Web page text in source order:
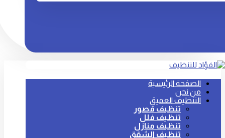
الصفحة الرئيسية
من نحن
التنظيف العميق
تنظيف قصور
تنظيف فلل
تنظيف منازل
تنظيف الشقق